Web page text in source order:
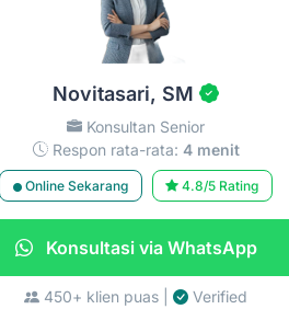
Novitasari, SM
Konsultan Senior
Respon rata-rata: 4 menit
Online Sekarang 4.8/5 Rating
Konsultasi via WhatsApp
450+ klien puas | Verified